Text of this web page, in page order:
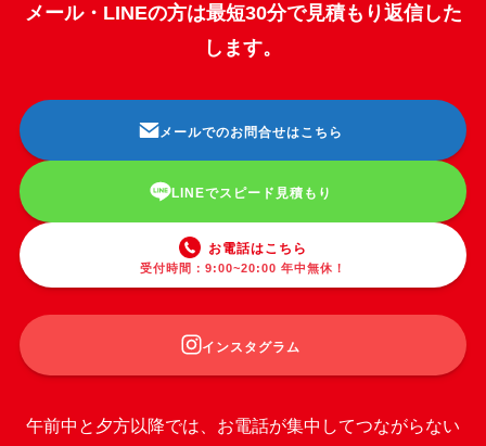
メール・LINEの方は最短30分で見積もり返信した
します。
メールでのお問合せはこちら
LINEでスピード見積もり
お電話はこちら
受付時間：9:00~20:00 年中無休！
インスタグラム
午前中と夕方以降では、お電話が集中してつながらない